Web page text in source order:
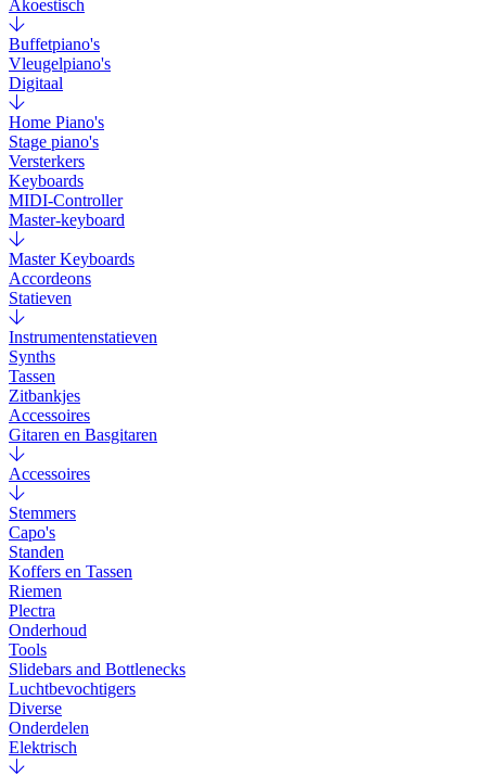
Akoestisch
Buffetpiano's
Vleugelpiano's
Digitaal
Home Piano's
Stage piano's
Versterkers
Keyboards
MIDI-Controller
Master-keyboard
Master Keyboards
Accordeons
Statieven
Instrumentenstatieven
Synths
Tassen
Zitbankjes
Accessoires
Gitaren en Basgitaren
Accessoires
Stemmers
Capo's
Standen
Koffers en Tassen
Riemen
Plectra
Onderhoud
Tools
Slidebars and Bottlenecks
Luchtbevochtigers
Diverse
Onderdelen
Elektrisch